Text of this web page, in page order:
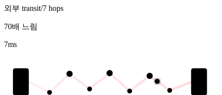
외부 transit/7 hops
70배 느림
7ms